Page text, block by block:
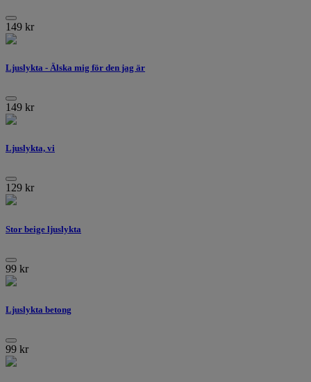
149 kr
Ljuslykta - Älska mig för den jag är
149 kr
Ljuslykta, vi
129 kr
Stor beige ljuslykta
99 kr
Ljuslykta betong
99 kr